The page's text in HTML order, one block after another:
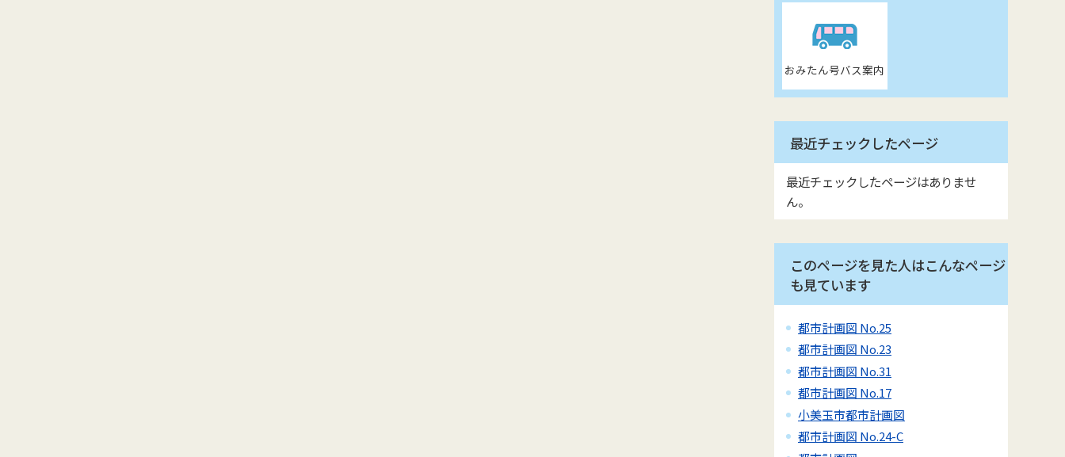
おみたん号バス案内
最近チェックしたページ
最近チェックしたページはありませ
ん。
このページを見た人はこんなページ
も見ています
都市計画図 No.25
都市計画図 No.23
都市計画図 No.31
都市計画図 No.17
小美玉市都市計画図
都市計画図 No.24-C